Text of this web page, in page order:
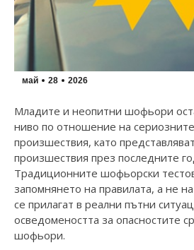
май 28 2026
Младите и неопитни шофьори
ниво по отношение на
произшествия, като
произшествия през последните
Традиционните шофьорски
запомнянето на правилата, а не
се прилагат в реални пътни
осведомеността за опасностите
шофьори.